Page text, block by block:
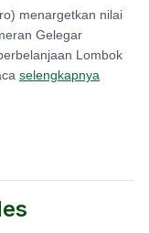
menargetkan nilai
Gelegar
Lombok
selengkapnya